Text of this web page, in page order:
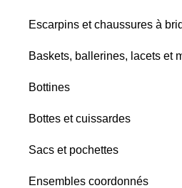
Escarpins et chaussures à
Baskets, ballerines, lacets et
Bottines
Bottes et cuissardes
Sacs et pochettes
Ensembles coordonnés